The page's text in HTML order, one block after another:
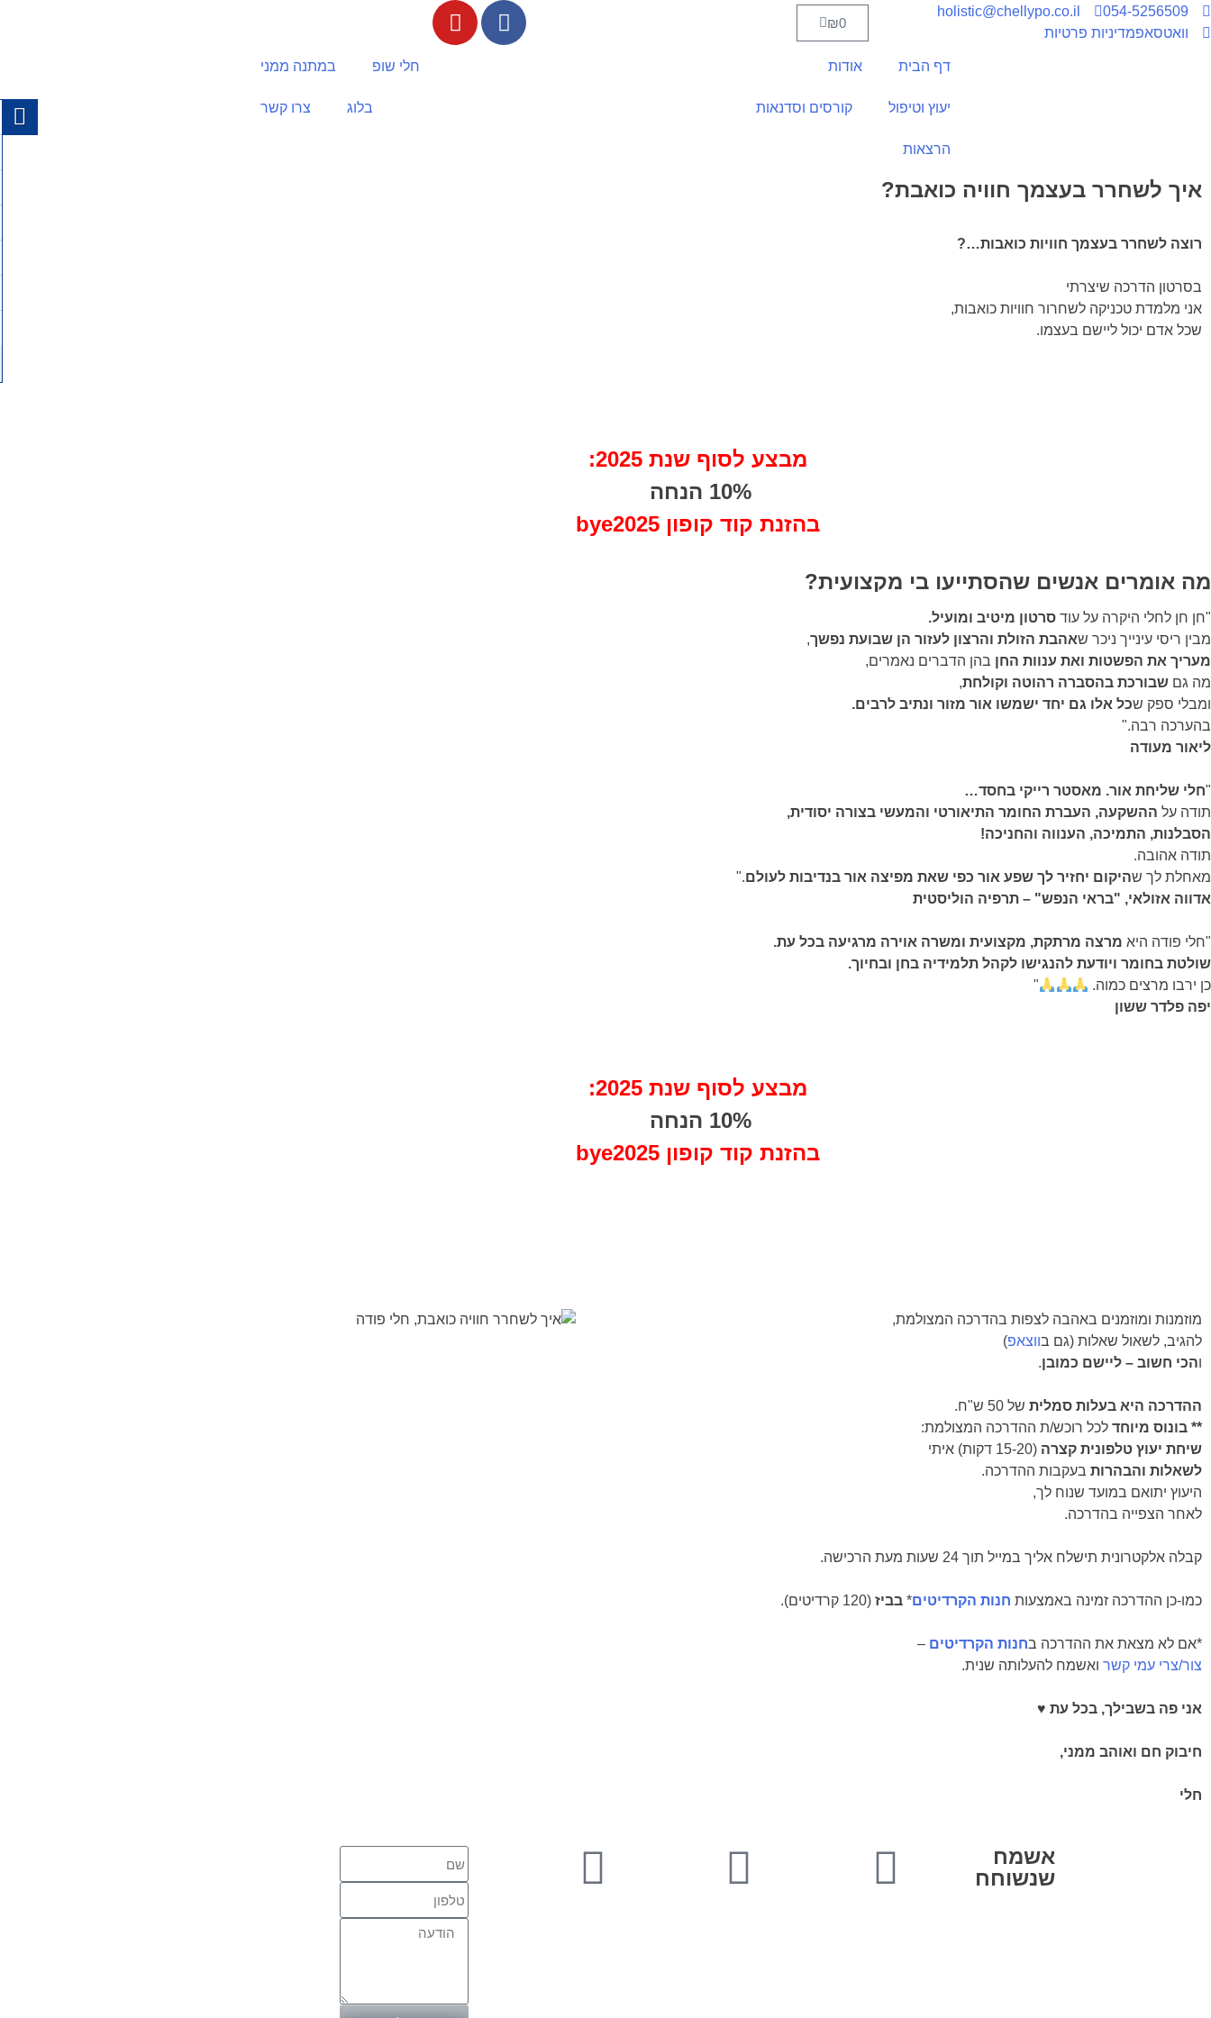
054-5256509
holistic@chellypo.co.il
וואטסאפמדיניות פרטיות
₪0
דף הבית אודות
יעוץ וטיפול קורסים וסדנאות
הרצאות
חלי שופ במתנה ממני
בלוג צרו קשר
איך לשחרר בעצמך חוויה כואבת?
רוצה לשחרר בעצמך חוויות כואבות…?
בסרטון הדרכה שיצרתי
אני מלמדת טכניקה לשחרור חוויות כואבות,
שכל אדם יכול ליישם בעצמו.
מבצע לסוף שנת 2025:
10% הנחה
בהזנת קוד קופון bye2025
מה אומרים אנשים שהסתייעו בי מקצועית?
"חן חן לחלי היקרה על עוד סרטון מיטיב ומועיל.
מבין ריסי עינייך ניכר שאהבת הזולת והרצון לעזור הן שבועת נפשך,
מעריך את הפשטות ואת ענוות החן בהן הדברים נאמרים,
מה גם שבורכת בהסברה רהוטה וקולחת,
ומבלי ספק שכל אלו גם יחד ישמשו אור מזור ונתיב לרבים.
בהערכה רבה."
ליאור מעודה
"חלי שליחת אור. מאסטר רייקי בחסד…
תודה על ההשקעה, העברת החומר התיאורטי והמעשי בצורה יסודית,
הסבלנות, התמיכה, הענווה והחניכה!
תודה אהובה.
מאחלת לך שהיקום יחזיר לך שפע אור כפי שאת מפיצה אור בנדיבות לעולם."
אדווה אזולאי, "בראי הנפש" – תרפיה הוליסטית
"חלי פודה היא מרצה מרתקת, מקצועית ומשרה אוירה מרגיעה בכל עת.
שולטת בחומר ויודעת להנגישו לקהל תלמידיה בחן ובחיוך.
כן ירבו מרצים כמוה.
"
יפה פלדר ששון
מבצע לסוף שנת 2025:
10% הנחה
בהזנת קוד קופון bye2025
מוזמנות ומוזמנים באהבה לצפות בהדרכה המצולמת,
להגיב, לשאול שאלות (גם בווצאפ)
והכי חשוב – ליישם כמובן.
ההדרכה היא בעלות סמלית של 50 ש"ח.
** בונוס מיוחד לכל רוכש/ת ההדרכה המצולמת:
שיחת יעוץ טלפונית קצרה (15-20 דקות) איתי
לשאלות והבהרות בעקבות ההדרכה.
היעוץ יתואם במועד שנוח לך,
לאחר הצפייה בהדרכה.
קבלה אלקטרונית תישלח אליך במייל תוך 24 שעות מעת הרכישה.
כמו-כן ההדרכה זמינה באמצעות חנות הקרדיטים* בביז (120 קרדיטים).
*אם לא מצאת את ההדרכה בחנות הקרדיטים –
צור/צרי עמי קשר ואשמח להעלותה שנית.
אני פה בשבילך, בכל עת ♥
חיבוק חם ואוהב ממני,
חלי
אשמח
שנשוחח